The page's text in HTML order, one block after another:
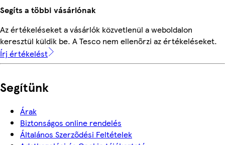
Segíts a többi vásárlónak
Az értékeléseket a vásárlók közvetlenül a weboldalon
keresztül küldik be. A Tesco nem ellenőrzi az értékeléseket.
Írj értékelést
Segítünk
Árak
Biztonságos online rendelés
Általános Szerződési Feltételek